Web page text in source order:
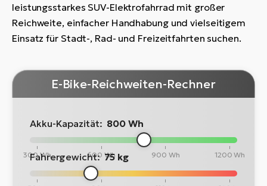
leistungsstarkes SUV-Elektrofahrrad mit großer
Reichweite, einfacher Handhabung und vielseitigem
Einsatz für Stadt-, Rad- und Freizeitfahrten suchen.
E-Bike-Reichweiten-Rechner
Akku-Kapazität: 800 Wh
300 Wh 600 Wh 900 Wh 1200 Wh
Fahrergewicht: 75 kg